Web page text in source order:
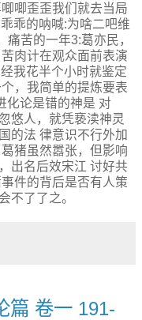
唧歪歪我们就去当局
乖的呐喊:为啥二吧维
苦的一年3:葛亦民，
肉计在观众面前表演
我花半个小时就鉴定
，我简单的提炼要表
化论是错的神是 对
悠人，就凭亵渎神灵
的法 律意识不行外加
猪虽然嚣张，但影响
出名后效宋江 讨好共
件的背后是否有人策
不了了之。
篇 卷一 191-